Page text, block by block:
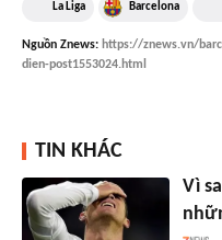
La Liga Barcelona
Nguồn Znews: https://znews.vn/
dien-post1553024.html
TIN KHÁC
Vì